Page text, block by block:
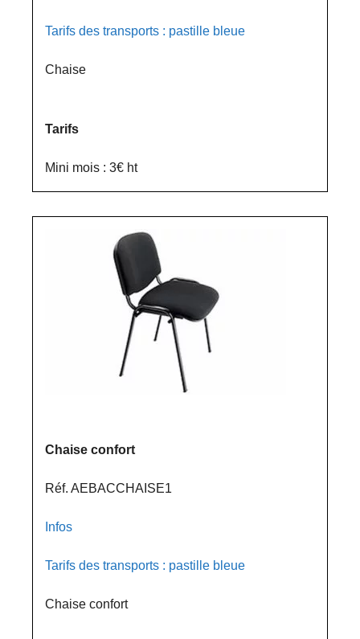
Tarifs des transports : pastille bleue
Chaise
Tarifs
Mini mois : 3€ ht
Chaise confort
Réf. AEBACCHAISE1
Infos
Tarifs des transports : pastille bleue
Chaise confort